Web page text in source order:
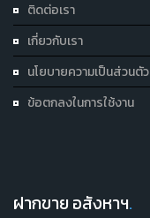
ติดต่อเรา
เกี่ยวกับเรา
นโยบายความเป็นส่วนตัว
ข้อตกลงในการใช้งาน
ฝากขาย อสังหาฯ.